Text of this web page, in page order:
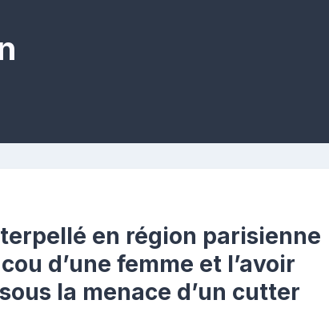
en région parisienne
d’une femme et l’avoir
la menace d’un cutter